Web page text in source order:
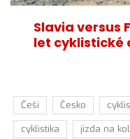
Slavia versus
let cyklistické
Češi Česko
cyklistika
jízda na